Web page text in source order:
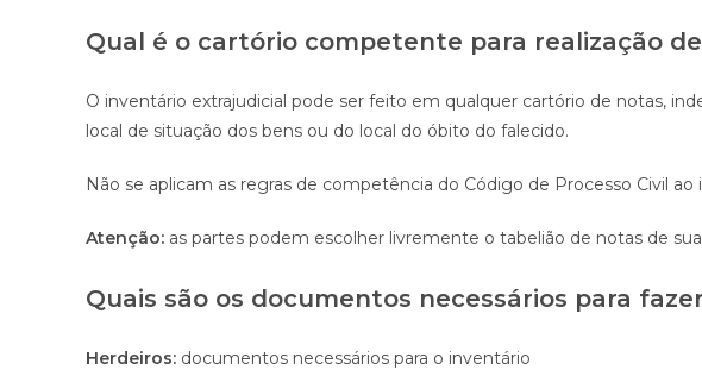
Qual é o cartório competente para realização
O inventário extrajudicial pode ser feito em qualquer cartório de notas,
local de situação dos bens ou do local do óbito do falecido.
Não se aplicam as regras de competência do Código de Processo Civil ao
Atenção: as partes podem escolher livremente o tabelião de notas de
Quais são os documentos necessários para
Herdeiros: documentos necessários para o inventário